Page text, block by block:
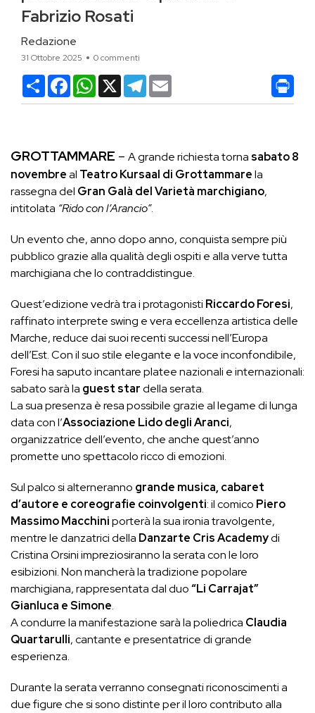
Fabrizio Rosati
Redazione
31 Ottobre 2025 0 commenti
CondividiFacebookWhatsApp
X Telegram
GROTTAMMARE – A grande richiesta torna sabato 8
novembreal Teatro Kursaal di Grottammarela
rassegna del Gran Galà del Varietà marchigiano,
intitolata “Rido con l’Arancio”.
Un evento che, anno dopo anno, conquista sempre più
pubblico grazie alla qualità degli ospiti e alla verve tutta
marchigiana che lo contraddistingue.
Quest’edizione vedrà tra i protagonisti Riccardo Foresi,
raffinato interprete swing e vera eccellenza artistica delle
Marche, reduce dai suoi recenti successi nell’Europa
dell’Est. Con il suo stile elegante e la voce inconfondibile,
Foresi ha saputo incantare platee nazionali e internazionali:
sabato sarà la guest stardella serata.
La sua presenza è resa possibile grazie al legame di lunga
data con l’Associazione Lido degli Aranci,
organizzatrice dell’evento, che anche quest’anno
promette uno spettacolo ricco di emozioni.
Sul palco si alterneranno grande musica, cabaret
d’autore e coreografie coinvolgenti: il comico Piero
Massimo Macchiniporterà la sua ironia travolgente,
mentre le danzatrici della Danzarte Cris Academydi
Cristina Orsini impreziosiranno la serata con le loro
esibizioni. Non mancherà la tradizione popolare
marchigiana, rappresentata dal duo“Li Carrajat”
Gianluca e Simone.
A condurre la manifestazione sarà la poliedrica Claudia
Quartarulli, cantante e presentatrice di grande
esperienza.
Durante la serata verranno consegnati riconoscimenti a
due figure che si sono distinte per il loro contributo alla